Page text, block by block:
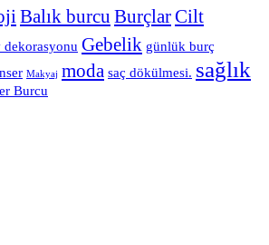
Balık burcu BurçlarCilt
dekorasyonu Gebelik günlük burç
Makyaj moda saç dökülmesi. sağlık
Burcu